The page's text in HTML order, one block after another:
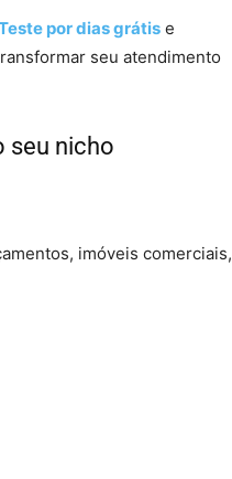
por dias grátis e
seu atendimento
seu nicho
imóveis comerciais,